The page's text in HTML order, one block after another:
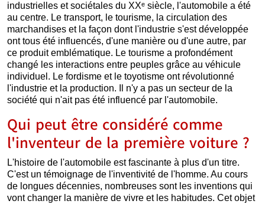
industrielles et sociétales du XXᵉ siècle, l'automobile a été
au centre. Le transport, le tourisme, la circulation des
marchandises et la façon dont l'industrie s'est développée
ont tous été influencés, d'une manière ou d'une autre, par
ce produit emblématique. Le tourisme a profondément
changé les interactions entre peuples grâce au véhicule
individuel. Le fordisme et le toyotisme ont révolutionné
l'industrie et la production. Il n'y a pas un secteur de la
société qui n'ait pas été influencé par l'automobile.
Qui peut être considéré comme
l'inventeur de la première voiture ?
L'histoire de l'automobile est fascinante à plus d'un titre.
C'est un témoignage de l'inventivité de l'homme. Au cours
de longues décennies, nombreuses sont les inventions qui
vont changer la manière de vivre et les habitudes. Cet objet